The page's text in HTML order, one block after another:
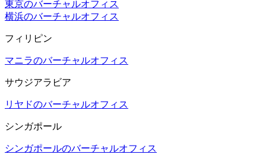
東京のバーチャルオフィス
横浜のバーチャルオフィス
フィリピン
マニラのバーチャルオフィス
サウジアラビア
リヤドのバーチャルオフィス
シンガポール
シンガポールのバーチャルオフィス